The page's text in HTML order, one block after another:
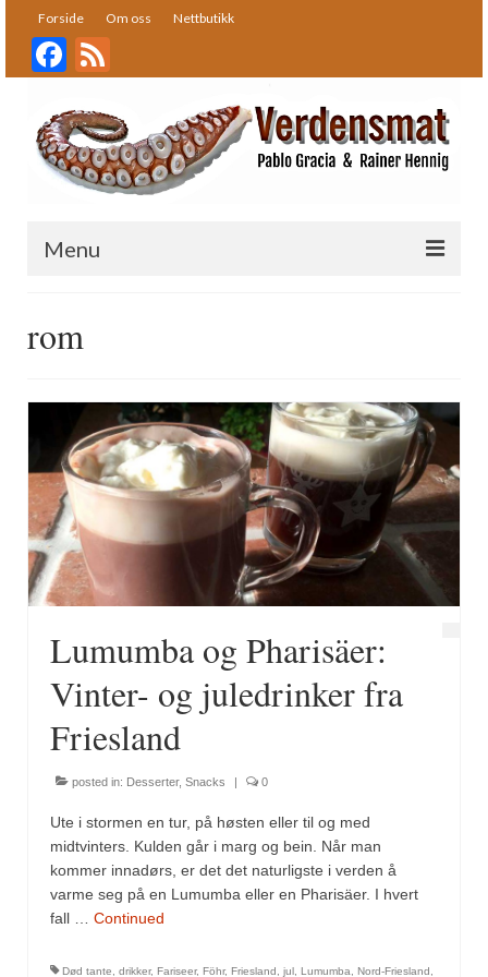
Forside Om oss Nettbutikk
Facebook
Menu
Oppskrifter
Desserter
Fisk og skalldyr
Fugl
Gryteretter
Snacks
Supper
Vegetar
Krydder, oppskrifter
Albóndigaskrydder
rom
Lumumba og Pharisäer:
Vinter- og juledrinker fra
Friesland
posted in: Desserter, Snacks | 0
Ute i stormen en tur, på høsten eller til og med
midtvinters. Kulden går i marg og bein. Når man
kommer innadørs, er det det naturligste i verden å
varme seg på en Lumumba eller en Pharisäer. I hvert
fall … Continued
Død tante drikker, Fariseer, Föhr, Friesland jul Lumumba Nord-Friesland